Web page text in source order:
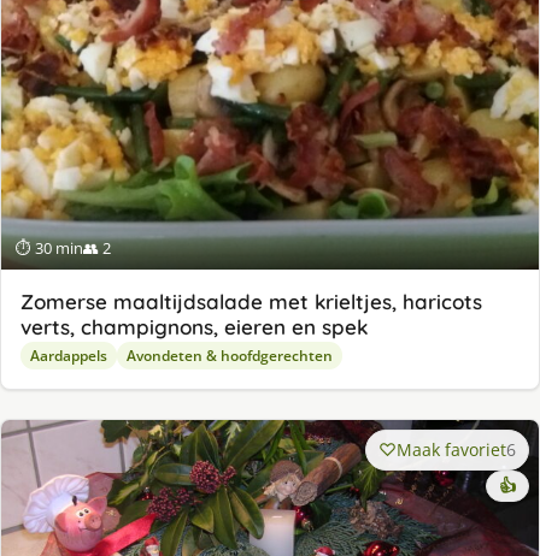
⏱ 30 min👥 2
Zomerse maaltijdsalade met krieltjes, haricots
verts, champignons, eieren en spek
Aardappels Avondeten & hoofdgerechten
Maak favoriet6
👍